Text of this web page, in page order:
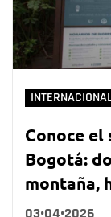
Conoce el
Bogotá:
montaña,